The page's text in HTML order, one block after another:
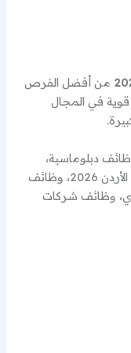
من أفضل الفرص
قوية في المجال
دبلوماسية،
وظائف إعلام، وظائف إنتاج رقمي، وظائف الأردن 2026، وظائف
وظائف شركات